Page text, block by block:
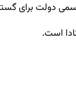
دولت برای
است.